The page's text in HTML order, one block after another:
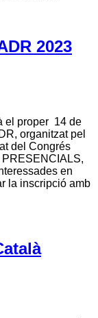
2023
el proper 14 de
organitzat pel
del Congrés
en
la inscripció amb